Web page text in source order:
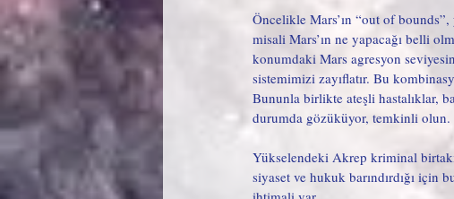
Öncelikle Mars’ın “out of
misali Mars’ın ne yapacağı belli
konumdaki Mars agresyon
sistemimizi zayıflatır. Bu
Bununla birlikte ateşli hastalıklar,
durumda gözüküyor, temkinli olun.
Yükselendeki Akrep kriminal
siyaset ve hukuk barındırdığı